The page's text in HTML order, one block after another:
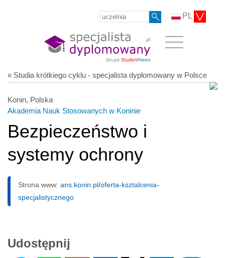
PL
« Studia krótkiego cyklu - specjalista dyplomowany w Polsce
Konin, Polska
Akademia Nauk Stosowanych w Koninie
Bezpieczeństwo i
systemy ochrony
Strona www: ans.konin.pl/oferta-ksztalcenia-
specjalistycznego
Udostępnij